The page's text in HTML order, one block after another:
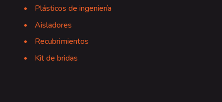
Plásticos de ingeniería
Aisladores
Recubrimientos
Kit de bridas